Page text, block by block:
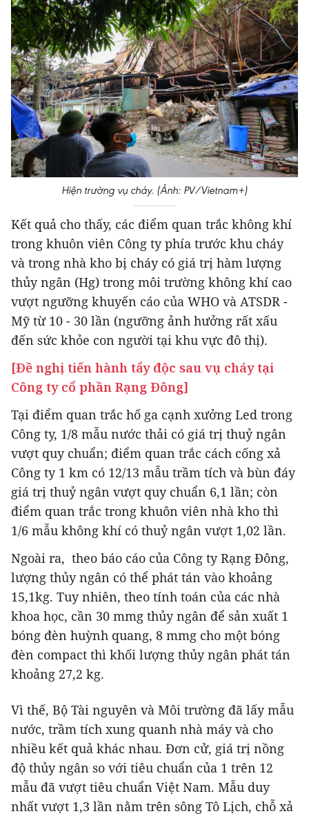
Hiện trường vụ cháy. (Ảnh: PV/Vietnam+)
Kết quả cho thấy, các điểm quan trắc không khí
trong khuôn viên Công ty phía trước khu cháy
và trong nhà kho bị cháy có giá trị hàm lượng
thủy ngân (Hg) trong môi trường không khí cao
vượt ngưỡng khuyến cáo của WHO và ATSDR -
Mỹ từ 10 - 30 lần (ngưỡng ảnh hưởng rất xấu
đến sức khỏe con người tại khu vực đô thị).
[Đề nghị tiến hành tẩy độc sau vụ cháy tại
Công ty cổ phần Rạng Đông]
Tại điểm quan trắc hố ga cạnh xưởng Led trong
Công ty, 1/8 mẫu nước thải có giá trị thuỷ ngân
vượt quy chuẩn; điểm quan trắc cách cống xả
Công ty 1 km có 12/13 mẫu trầm tích và bùn đáy
giá trị thuỷ ngân vượt quy chuẩn 6,1 lần; còn
điểm quan trắc trong khuôn viên nhà kho thì
1/6 mẫu không khí có thuỷ ngân vượt 1,02 lần.
Ngoài ra, theo báo cáo của Công ty Rạng Đông,
lượng thủy ngân có thể phát tán vào khoảng
15,1kg. Tuy nhiên, theo tính toán của các nhà
khoa học, cần 30 mmg thủy ngân để sản xuất 1
bóng đèn huỳnh quang, 8 mmg cho một bóng
đèn compact thì khối lượng thủy ngân phát tán
khoảng 27,2 kg.
Vì thế, Bộ Tài nguyên và Môi trường đã lấy mẫu
nước, trầm tích xung quanh nhà máy và cho
nhiều kết quả khác nhau. Đơn cử, giá trị nồng
độ thủy ngân so với tiêu chuẩn của 1 trên 12
mẫu đã vượt tiêu chuẩn Việt Nam. Mẫu duy
nhất vượt 1,3 lần nằm trên sông Tô Lịch, chỗ xả